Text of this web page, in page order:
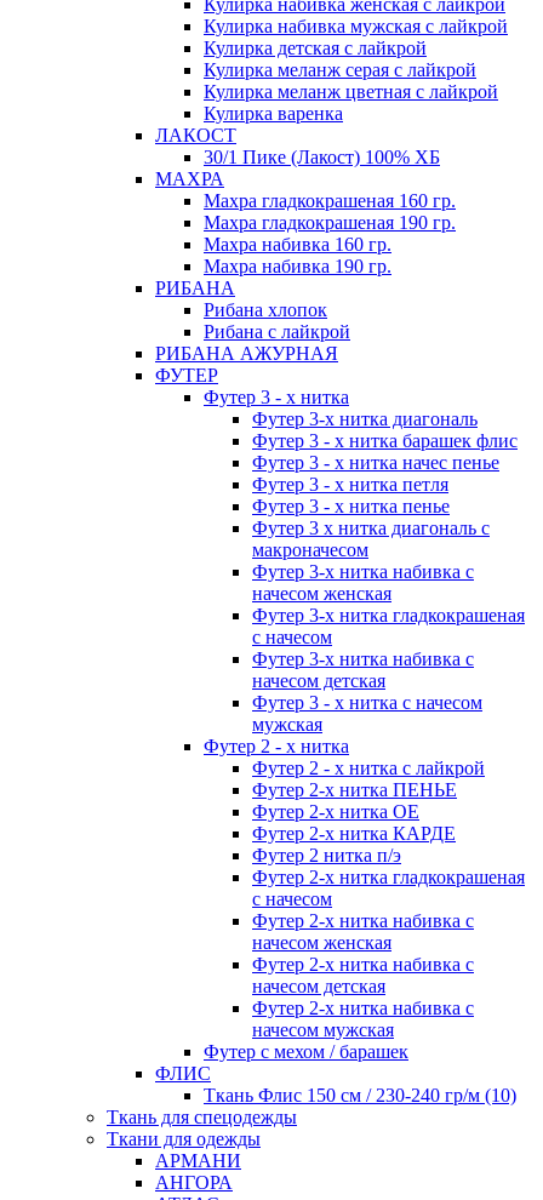
Кулирка набивка женская с лайкрой
Кулирка набивка мужская с лайкрой
Кулирка детская с лайкрой
Кулирка меланж серая с лайкрой
Кулирка меланж цветная с лайкрой
Кулирка варенка
ЛАКОСТ
30/1 Пике (Лакост) 100% ХБ
МАХРА
Махра гладкокрашеная 160 гр.
Махра гладкокрашеная 190 гр.
Махра набивка 160 гр.
Махра набивка 190 гр.
РИБАНА
Рибана хлопок
Рибана с лайкрой
РИБАНА АЖУРНАЯ
ФУТЕР
Футер 3 - х нитка
Футер 3-х нитка диагональ
Футер 3 - х нитка барашек флис
Футер 3 - х нитка начес пенье
Футер 3 - х нитка петля
Футер 3 - х нитка пенье
Футер 3 х нитка диагональ с
макроначесом
Футер 3-х нитка набивка с
начесом женская
Футер 3-х нитка гладкокрашеная
с начесом
Футер 3-х нитка набивка с
начесом детская
Футер 3 - х нитка с начесом
мужская
Футер 2 - х нитка
Футер 2 - х нитка с лайкрой
Футер 2-х нитка ПЕНЬЕ
Футер 2-х нитка ОЕ
Футер 2-х нитка КАРДЕ
Футер 2 нитка п/э
Футер 2-х нитка гладкокрашеная
с начесом
Футер 2-х нитка набивка с
начесом женская
Футер 2-х нитка набивка с
начесом детская
Футер 2-х нитка набивка с
начесом мужская
Футер с мехом / барашек
ФЛИС
Ткань Флис 150 см / 230-240 гр/м (10)
Ткань для спецодежды
Ткани для одежды
АРМАНИ
АНГОРА